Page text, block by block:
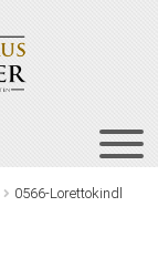
0566-Lorettokindl